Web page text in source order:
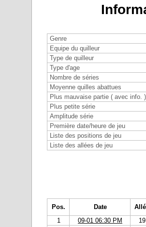
Genre
Equipe du quilleur
Type de quilleur
Type d'age
Nombre de séries
Moyenne quilles abattues
Plus mauvaise partie ( avec info. )
Plus petite série
Amplitude série
Première date/heure de jeu
Liste des positions de jeu
Liste des allées de jeu
Pos. Date
1
09-01 06:30 PM 19